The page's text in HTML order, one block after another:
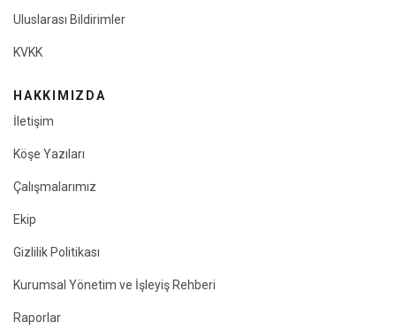
Uluslarası Bildirimler
KVKK
HAKKIMIZDA
İletişim
Köşe Yazıları
Çalışmalarımız
Ekip
Gizlilik Politikası
Kurumsal Yönetim ve İşleyiş Rehberi
Raporlar